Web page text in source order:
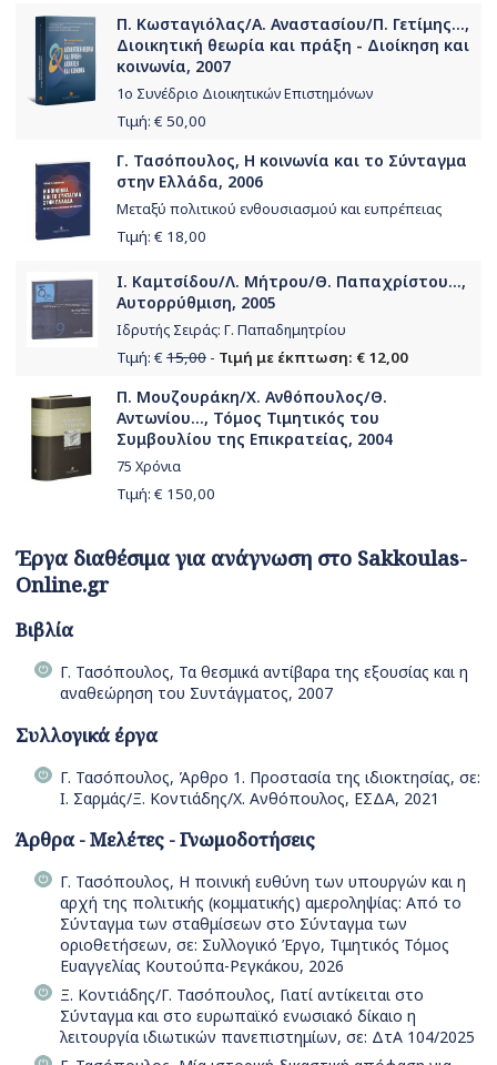
Π. Κωσταγιόλας/Α. Αναστασίου/Π. Γετίμης...,
Διοικητική θεωρία και πράξη - Διοίκηση και
κοινωνία, 2007
1ο Συνέδριο Διοικητικών Επιστημόνων
Τιμή: € 50,00
Γ. Τασόπουλος, Η κοινωνία και το Σύνταγμα
στην Ελλάδα, 2006
Μεταξύ πολιτικού ενθουσιασμού και ευπρέπειας
Τιμή: € 18,00
Ι. Καμτσίδου/Λ. Μήτρου/Θ. Παπαχρίστου...,
Αυτορρύθμιση, 2005
Ιδρυτής Σειράς: Γ. Παπαδημητρίου
Τιμή: € 15,00 - Τιμή με έκπτωση: € 12,00
Π. Μουζουράκη/Χ. Ανθόπουλος/Θ.
Αντωνίου..., Τόμος Τιμητικός του
Συμβουλίου της Επικρατείας, 2004
75 Χρόνια
Τιμή: € 150,00
Έργα διαθέσιμα για ανάγνωση στο Sakkoulas-
Online.gr
Βιβλία
Γ. Τασόπουλος, Τα θεσμικά αντίβαρα της εξουσίας και η
αναθεώρηση του Συντάγματος, 2007
Συλλογικά έργα
Γ. Τασόπουλος, Άρθρο 1. Προστασία της ιδιοκτησίας, σε:
Ι. Σαρμάς/Ξ. Κοντιάδης/Χ. Ανθόπουλος, ΕΣΔΑ, 2021
Άρθρα - Μελέτες - Γνωμοδοτήσεις
Γ. Τασόπουλος, Η ποινική ευθύνη των υπουργών και η
αρχή της πολιτικής (κομματικής) αμεροληψίας: Από το
Σύνταγμα των σταθμίσεων στο Σύνταγμα των
οριοθετήσεων, σε: Συλλογικό Έργο, Τιμητικός Τόμος
Ευαγγελίας Κουτούπα-Ρεγκάκου, 2026
Ξ. Κοντιάδης/Γ. Τασόπουλος, Γιατί αντίκειται στο
Σύνταγμα και στο ευρωπαϊκό ενωσιακό δίκαιο η
λειτουργία ιδιωτικών πανεπιστημίων, σε: ΔτΑ 104/2025